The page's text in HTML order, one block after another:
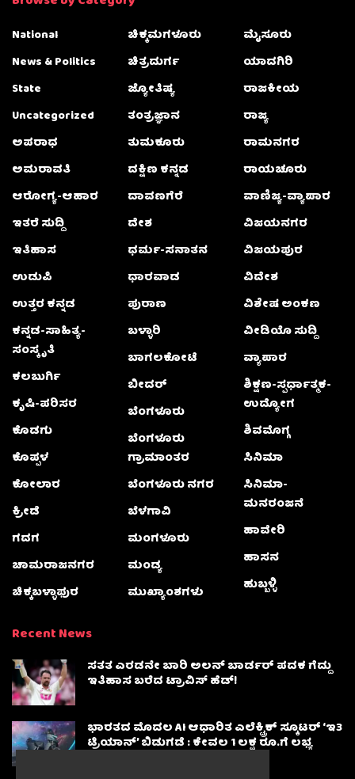
National
News & Politics
State
Uncategorized
ಅಪರಾಧ
ಅಮರಾವತಿ
ಆರೋಗ್ಯ-ಆಹಾರ
ಇತರೆ ಸುದ್ದಿ
ಇತಿಹಾಸ
ಉಡುಪಿ
ಉತ್ತರ ಕನ್ನಡ
ಕನ್ನಡ-ಸಾಹಿತ್ಯ-
ಸಂಸ್ಕೃತಿ
ಕಲಬುರ್ಗಿ
ಕೃಷಿ-ಪರಿಸರ
ಕೊಡಗು
ಕೊಪ್ಪಳ
ಕೋಲಾರ
ಕ್ರೀಡೆ
ಗದಗ
ಚಾಮರಾಜನಗರ
ಚಿಕ್ಕಬಳ್ಳಾಫುರ
ಚಿಕ್ಕಮಗಳೂರು
ಚಿತ್ರದುರ್ಗ
ಜ್ಯೋತಿಷ್ಯ
ತಂತ್ರಜ್ಞಾನ
ತುಮಕೂರು
ದಕ್ಷಿಣ ಕನ್ನಡ
ದಾವಣಗೆರೆ
ದೇಶ
ಧರ್ಮ-ಸನಾತನ
ಧಾರವಾಡ
ಪುರಾಣ
ಬಳ್ಳಾರಿ
ಬಾಗಲಕೋಟೆ
ಬೀದರ್
ಬೆಂಗಳೂರು
ಬೆಂಗಳೂರು
ಗ್ರಾಮಾಂತರ
ಬೆಂಗಳೂರು ನಗರ
ಬೆಳಗಾವಿ
ಮಂಗಳೂರು
ಮಂಡ್ಯ
ಮುಖ್ಯಾಂಶಗಳು
ಮೈಸೂರು
ಯಾದಗಿರಿ
ರಾಜಕೀಯ
ರಾಜ್ಯ
ರಾಮನಗರ
ರಾಯಚೂರು
ವಾಣಿಜ್ಯ-ವ್ಯಾಪಾರ
ವಿಜಯನಗರ
ವಿಜಯಪುರ
ವಿದೇಶ
ವಿಶೇಷ ಅಂಕಣ
ವೀಡಿಯೊ ಸುದ್ದಿ
ವ್ಯಾಪಾರ
ಶಿಕ್ಷಣ-ಸ್ಪರ್ಧಾತ್ಮಕ-
ಉದ್ಯೋಗ
ಶಿವಮೊಗ್ಗ
ಸಿನಿಮಾ
ಸಿನಿಮಾ-
ಮನರಂಜನೆ
ಹಾವೇರಿ
ಹಾಸನ
ಹುಬ್ಬಳ್ಳಿ
Recent News
ಸತತ ಎರಡನೇ ಬಾರಿ ಅಲನ್ ಬಾರ್ಡರ್ ಪದಕ ಗೆದ್ದು
ಇತಿಹಾಸ ಬರೆದ ಟ್ರಾವಿಸ್ ಹೆಡ್!
ಭಾರತದ ಮೊದಲ AI ಆಧಾರಿತ ಎಲೆಕ್ಟ್ರಿಕ್ ಸ್ಕೂಟರ್ ‘ಇ3
ಟ್ರಿಯಾನ್’ ಬಿಡುಗಡೆ : ಕೇವಲ 1 ಲಕ್ಷ ರೂ.ಗೆ ಲಭ್ಯ